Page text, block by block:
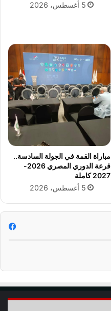
5 أغسطس، 2026
مباراة القمة في الجولة السادسة..
قرعة الدوري المصري 2026-
2027 كاملة
5 أغسطس، 2026